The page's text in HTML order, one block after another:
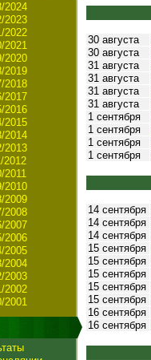
2024
2023
2022
2021
2020
2019
2018
2017
2016
2015
2014
2013
2012
2011
2010
2009
2008
2007
2006
2005
2004
2003
2002
2001
30 августа
30 августа
31 августа
31 августа
31 августа
31 августа
1 сентября
1 сентября
1 сентября
1 сентября
14 сентября
14 сентября
14 сентября
15 сентября
15 сентября
15 сентября
15 сентября
15 сентября
16 сентября
16 сентября